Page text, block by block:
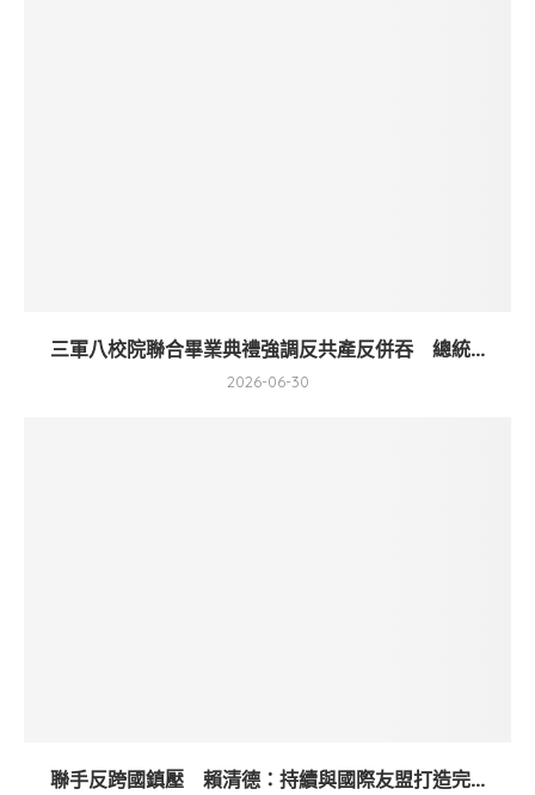
三軍八校院聯合畢業典禮強調反共產反併吞 總統...
2026-06-30
聯手反跨國鎮壓 賴清德：持續與國際友盟打造完...